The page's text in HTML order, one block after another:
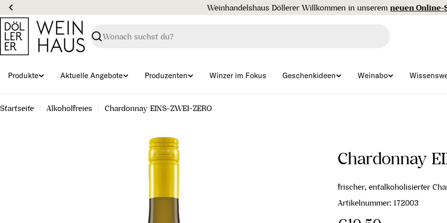
Zum
Inhalt
springen
Gratisversand ab € 99 🇦🇹
Suchen
Produkte Aktuelle Angebote Produzenten Winzer im Fokus Geschenkideen Weinabo
Startseite Alkoholfreies Chardonnay EINS-ZWEI-ZERO
Chardonnay
frischer, entalkoholisierter
Artikelnummer: 172003